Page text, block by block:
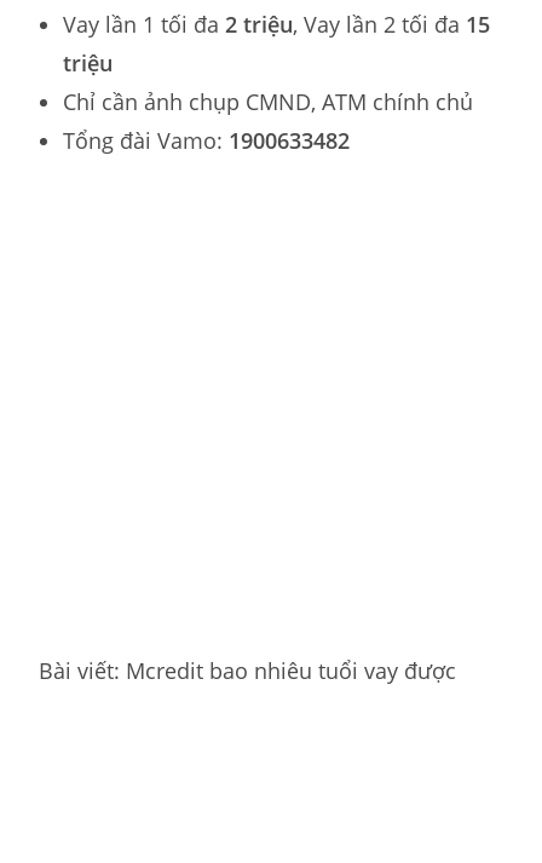
Vay lần 1 tối đa2 triệu, Vay lần 2 tối đa 15
triệu
Chỉ cần ảnh chụp CMND, ATM chính chủ
Tổng đài Vamo: 1900633482
Bài viết: Mcredit bao nhiêu tuổi vay được